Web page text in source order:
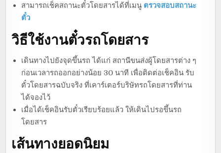
สามารถเช็คสถานะตั๋วโดยสารได้ที่เมนู ตรวจสอบสถานะ
ตั๋ว
วิธีใช้งานตั๋วรถโดยสาร
เดินทางไปยังจุดขึ้นรถ ได้แก่ สถานีขนส่งผู้โดยสารต่าง ๆ
ก่อนเวลารถออกอย่างน้อย 30 นาที เพื่อติดต่อเช็คอิน รับ
ตั๋วโดยสารฉบับจริง ที่เคาร์เตอร์บริษัทรถโดยสารที่ท่าน
ได้จองไว้
เมื่อได้เช็คอินรับตั๋วเรียบร้อยแล้ว ให้เดินไปรอขึ้นรถ
โดยสาร
เส้นทางยอดนิยม